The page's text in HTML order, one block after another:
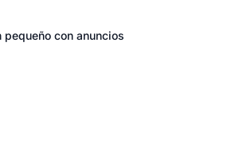
pequeño con anuncios